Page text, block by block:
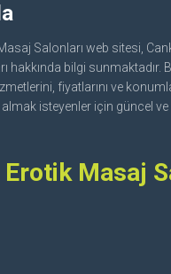
Salonları web sitesi,
hakkında bilgi sunmaktadır.
fiyatlarını ve
isteyenler için güncel ve
Masaj